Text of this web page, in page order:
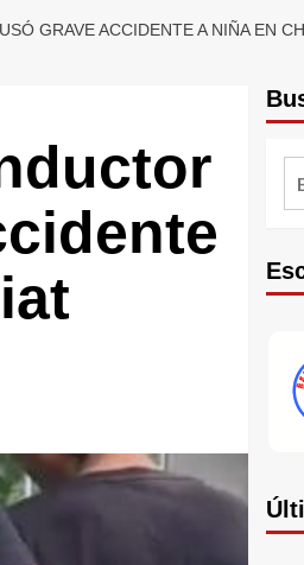
GRAVE ACCIDENTE A NIÑA EN